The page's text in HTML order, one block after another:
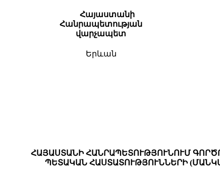
Հայաստանի
Հանրապետության
վարչապետ
Երևան
ՀԱՅԱՍՏԱՆԻ ՀԱՆՐԱՊԵՏՈՒԹՅՈՒՆՈՒՄ
ՊԵՏԱԿԱՆ ՀԱՍՏԱՏՈՒԹՅՈՒՆՆԵՐԻ